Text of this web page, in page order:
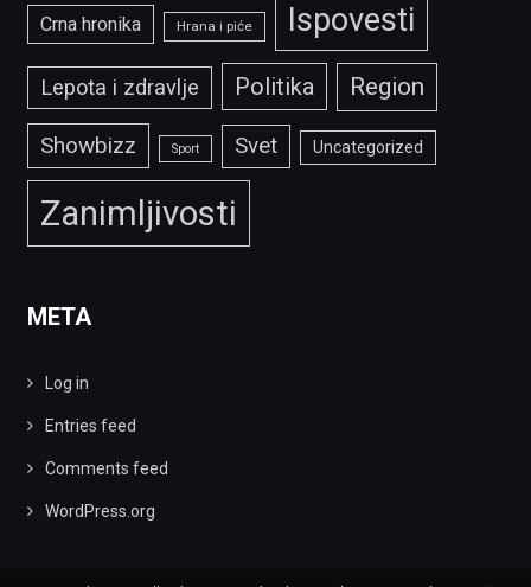
Crna hronika Hrana i piće Ispovesti
Lepota i zdravlje Politika Region
Showbizz Sport Svet Uncategorized
Zanimljivosti
META
Log in
Entries feed
Comments feed
WordPress.org